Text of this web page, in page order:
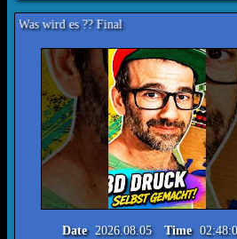
?? Final
Date 2026.08.05 Time